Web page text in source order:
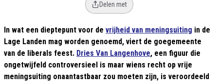
Delen met
In wat een dieptepunt voor de vrijheid van meningsuiting in de
Lage Landen mag worden genoemd, viert de goegemeente
van de liberals feest. Dries Van Langenhove, een figuur die
ongetwijfeld controversieel is maar wiens recht op vrije
meningsuiting onaantastbaar zou moeten zijn, is veroordeeld